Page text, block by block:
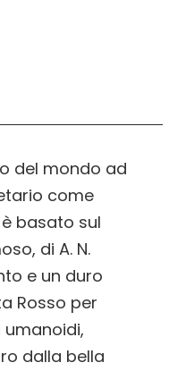
del mondo ad
come
basato sul
di A. N.
e un duro
Rosso per
dalla bella